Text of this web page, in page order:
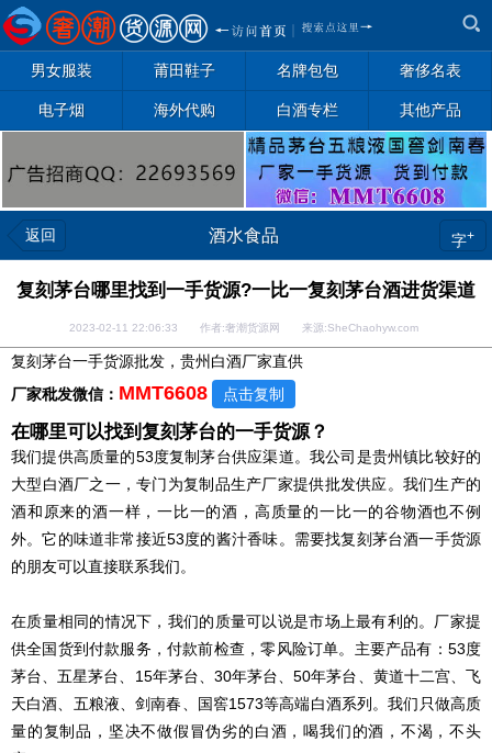
男女服装 莆田鞋子 名牌包包 奢侈名表
电子烟 海外代购 白酒专栏 其他产品
返回 酒水食品 字+
复刻茅台哪里找到一手货源?一比一复刻茅台酒进货渠道
2023-02-11 22:06:33 作者:奢潮货源网 来源:SheChaohyw.com
复刻茅台一手货源批发，贵州白酒厂家直供
厂家秕发微信： MMT6608 点击复制
在哪里可以找到复刻茅台的一手货源？
我们提供高质量的53度复制茅台供应渠道。我公司是贵州镇比较好的
大型白酒厂之一，专门为复制品生产厂家提供批发供应。我们生产的
酒和原来的酒一样，一比一的酒，高质量的一比一的谷物酒也不例
外。它的味道非常接近53度的酱汁香味。需要找复刻茅台酒一手货源
的朋友可以直接联系我们。
在质量相同的情况下，我们的质量可以说是市场上最有利的。厂家提
供全国货到付款服务，付款前检查，零风险订单。主要产品有：53度
茅台、五星茅台、15年茅台、30年茅台、50年茅台、黄道十二宫、飞
天白酒、五粮液、剑南春、国窖1573等高端白酒系列。我们只做高质
量的复制品，坚决不做假冒伪劣的白酒，喝我们的酒，不渴，不头